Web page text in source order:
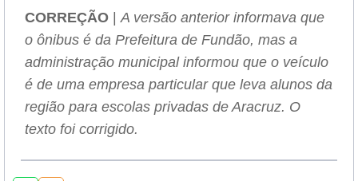
CORREÇÃO |A versão anterior informava que
o ônibus é da Prefeitura de Fundão, mas a
administração municipal informou que o veículo
é de uma empresa particular que leva alunos da
região para escolas privadas de Aracruz. O
texto foi corrigido.